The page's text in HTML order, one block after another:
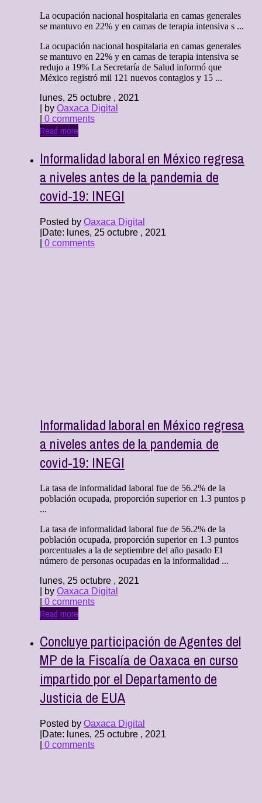
La ocupación nacional hospitalaria en camas generales
se mantuvo en 22% y en camas de terapia intensiva s ...
La ocupación nacional hospitalaria en camas generales
se mantuvo en 22% y en camas de terapia intensiva se
redujo a 19% La Secretaría de Salud informó que
México registró mil 121 nuevos contagios y 15 ...
lunes, 25 octubre , 2021
| by Oaxaca Digital
0 comments
Read more
Informalidad laboral en México regresa
a niveles antes de la pandemia de
covid-19: INEGI
Posted by Oaxaca Digital
Date: lunes, 25 octubre , 2021
0 comments
Informalidad laboral en México regresa
a niveles antes de la pandemia de
covid-19: INEGI
La tasa de informalidad laboral fue de 56.2% de la
población ocupada, proporción superior en 1.3 puntos p
...
La tasa de informalidad laboral fue de 56.2% de la
población ocupada, proporción superior en 1.3 puntos
porcentuales a la de septiembre del año pasado El
número de personas ocupadas en la informalidad ...
lunes, 25 octubre , 2021
| by Oaxaca Digital
0 comments
Read more
Concluye participación de Agentes del
MP de la Fiscalía de Oaxaca en curso
impartido por el Departamento de
Justicia de EUA
Posted by Oaxaca Digital
Date: lunes, 25 octubre , 2021
0 comments